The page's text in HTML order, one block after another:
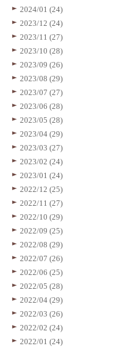
2024/01 (24)
2023/12 (24)
2023/11 (27)
2023/10 (28)
2023/09 (26)
2023/08 (29)
2023/07 (27)
2023/06 (28)
2023/05 (28)
2023/04 (29)
2023/03 (27)
2023/02 (24)
2023/01 (24)
2022/12 (25)
2022/11 (27)
2022/10 (29)
2022/09 (25)
2022/08 (29)
2022/07 (26)
2022/06 (25)
2022/05 (28)
2022/04 (29)
2022/03 (26)
2022/02 (24)
2022/01 (24)